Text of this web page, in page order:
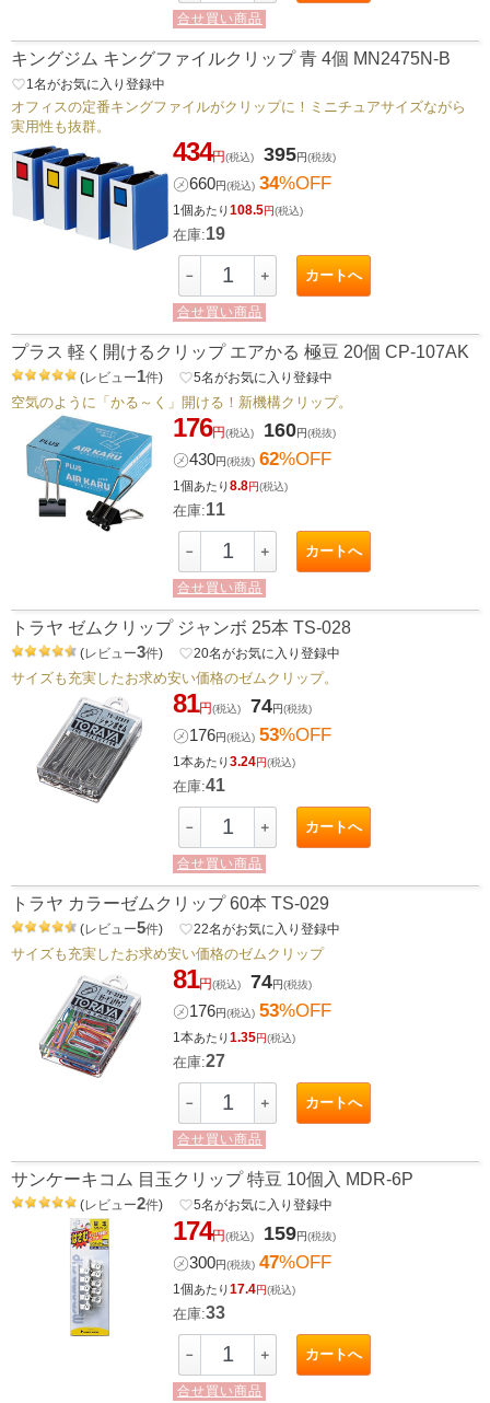
合せ買い商品
キングジム キングファイルクリップ 青 4個 MN2475N-B
favorite_border1 名がお気に入り登録中
オフィスの定番キングファイルがクリップに！ミニチュアサイズながら
実用性も抜群。
434円(税込) 395円(税抜)
㋱660円(税込) 34%OFF
1個あたり108.5円(税込)
在庫:19
－ ＋ カートへ
合せ買い商品
プラス 軽く開けるクリップ エアかる 極豆 20個 CP-107AK
(レビュー1件) favorite_border5名がお気に入り登録中
空気のように「かる～く」開ける！新機構クリップ。
176円(税込) 160円(税抜)
㋱430円(税抜) 62%OFF
1個あたり8.8円(税込)
在庫:11
－ ＋ カートへ
合せ買い商品
トラヤ ゼムクリップ ジャンボ 25本 TS-028
(レビュー3件) favorite_border20名がお気に入り登録中
サイズも充実したお求め安い価格のゼムクリップ。
81円(税込) 74円(税抜)
㋱176円(税込) 53%OFF
1本あたり3.24円(税込)
在庫:41
－ ＋ カートへ
合せ買い商品
トラヤ カラーゼムクリップ 60本 TS-029
(レビュー5件) favorite_border22名がお気に入り登録中
サイズも充実したお求め安い価格のゼムクリップ
81円(税込) 74円(税抜)
㋱176円(税込) 53%OFF
1本あたり1.35円(税込)
在庫:27
－ ＋ カートへ
合せ買い商品
サンケーキコム 目玉クリップ 特豆 10個入 MDR-6P
(レビュー2件) favorite_border5名がお気に入り登録中
174円(税込) 159円(税抜)
㋱300円(税抜) 47%OFF
1個あたり17.4円(税込)
在庫:33
－ ＋ カートへ
合せ買い商品